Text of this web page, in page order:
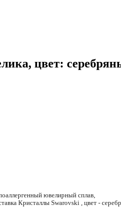
цвет:
ювелирный сплав,
Кристаллы Swarovski , цвет -